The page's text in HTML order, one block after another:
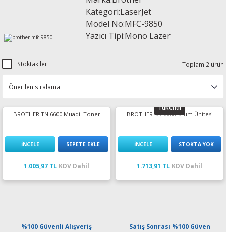
Pro
Kategori:LaserJet
Model No:MFC-9850
Yazıcı Tipi:Mono Lazer
Stoktakiler Toplam 2 ürün
BROTHER TN 6600 Muadil Toner
İNCELE SEPETE EKLE
1.005,97 TL KDV Dahil
Tükendi
BROTHER DR 6000 Drum Ünitesi
İNCELE STOKTA YOK
1.713,91 TL KDV Dahil
%100 Güvenli Alışveriş Satış Sonrası %100 Güven